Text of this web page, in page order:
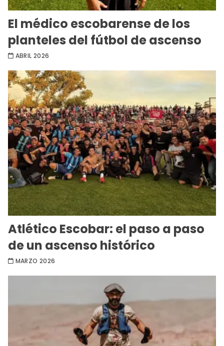
El médico escobarense de los
planteles del fútbol de ascenso
ABRIL 2026
Atlético Escobar: el paso a paso
de un ascenso histórico
MARZO 2026